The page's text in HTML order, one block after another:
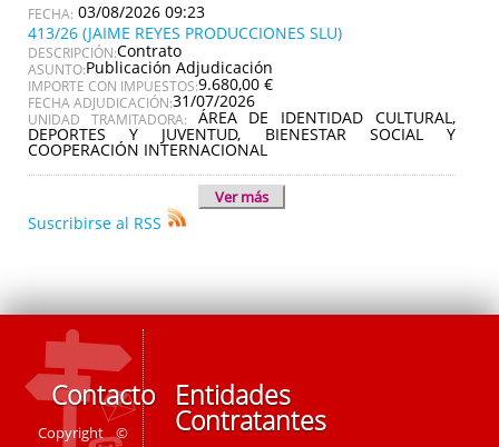
03/08/2026 09:23
413/26 (JAIME REYES PRODUCCIONES SLU)
DESCRIPCIÓN:Contrato
ASUNTO:Publicación Adjudicación
IMPORTE CON IMPUESTOS:9.680,00 €
FECHA ADJUDICACIÓN:31/07/2026
UNIDAD TRAMITADORA: ÁREA DE IDENTIDAD CULTURAL,
DEPORTES Y JUVENTUD, BIENESTAR SOCIAL Y
COOPERACIÓN INTERNACIONAL
Ver más
Suscribirse al RSS
Contacto
Copyright ©
Entidades
Contratantes